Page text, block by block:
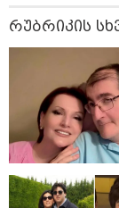
18:51 / 08-08-2026
"ზურგს უკან
დამესხნენ -
კურიერი,
გაუსწორდნენ?
რუბრიკის